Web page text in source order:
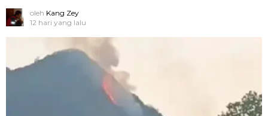
oleh Kang Zey
12 hari yang lalu